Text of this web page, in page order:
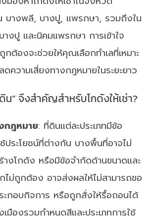
บางพลี, บางปู, แพรกษา, รวมถึงใน
งปู และนิคมแพรกษา การเข้าใจ
กต้องจะช่วยให้คุณเลือกทำเลที่เหมาะ
ความเสี่ยงทางกฎหมายในระยะยาว
น” จึงสำคัญสำหรับโกดังให้เช่า?
กฎหมาย: ที่ดินแต่ละประเภทมีข้อ
ประโยชน์ที่ต่างกัน บางพื้นที่อาจไม่
งโกดัง หรือมีข้อจำกัดด้านขนาดและ
ไม่ถูกต้อง อาจส่งผลให้ไม่สามารถขอ
กอบกิจการ หรือถูกสั่งให้รื้อถอนได้
เมืองรวมกำหนดสีและประเภทการใช้